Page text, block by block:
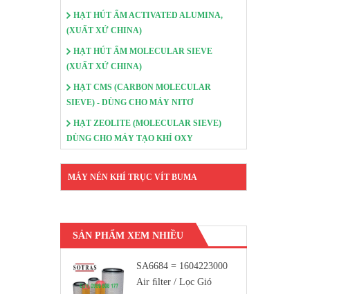
HẠT HÚT ẨM ACTIVATED ALUMINA,
(XUẤT XỨ CHINA)
HẠT HÚT ẨM MOLECULAR SIEVE
(XUẤT XỨ CHINA)
HẠT CMS (CARBON MOLECULAR
SIEVE) - DÙNG CHO MÁY NITƠ
HẠT ZEOLITE (MOLECULAR SIEVE)
DÙNG CHO MÁY TẠO KHÍ OXY
MÁY NÉN KHÍ TRỤC VÍT BUMA
SẢN PHẨM XEM NHIỀU
SA6684 = 1604223000
Air FIlter / Lọc Gió